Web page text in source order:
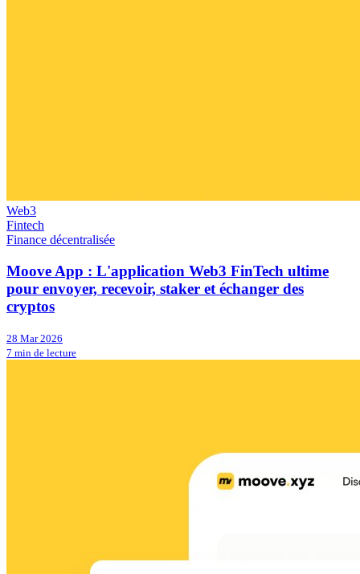
Web3
Fintech
Finance décentralisée
Moove App : L'application Web3 FinTech ultime
pour envoyer, recevoir, staker et échanger des
cryptos
28 Mar 2026
7 min de lecture